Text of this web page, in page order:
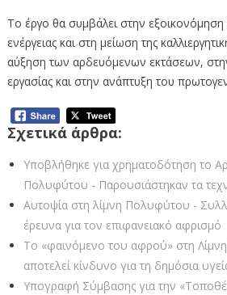
Το έργο θα συμβάλει στην εξοικονόμηση
ενέργειας και στη μείωση της
αύξηση των αρδευόμενων εκτάσεων,
εργασίας και στην ανάπτυξη του
Σχετικά άρθρα:
Υποβλήθηκε για χρηματοδότηση το
Πολυφύτου - Παρουσιάστηκαν τα
Αυτοψία στη λίμνη Πολυφύτου -
έρευνα για τον επιφανειακό αφρισμό
Το «φαινόμενο του αφρού» στη
αποτελεί κίνδυνο για τη δημόσια
Υπογραφή Σύμβασης για την